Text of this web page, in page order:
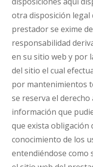
otra disposición legal
prestador se exime
responsabilidad
en su sitio web y por
del sitio el cual
por mantenimientos
se reserva el
información que
que exista obligación
conocimiento de los
entendiéndose como